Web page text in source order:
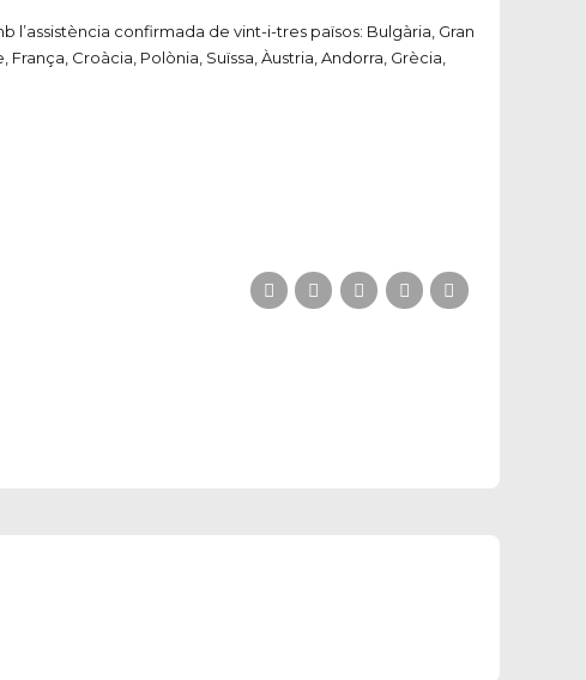
confirmada de vint-i-tres països: Bulgària, Gran
Croàcia, Polònia, Suïssa, Àustria, Andorra, Grècia,